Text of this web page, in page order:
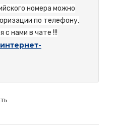
номера можно
по телефону,
с нами в чате !!!